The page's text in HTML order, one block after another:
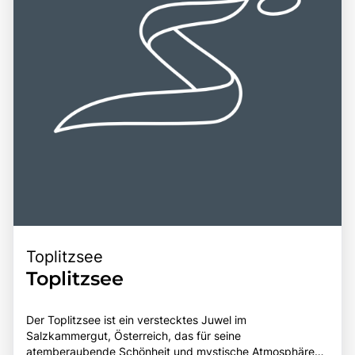
erleben. Die Kombination aus beeindruckenden
Landschaften, kulturellen Erlebnissen und der Möglichkeit,
aktiv zu sein, macht den Grundlsee zu einem
unvergesslichen Ziel für Reisende.
Grundlsee zu einem bereichernden Erlebnis für alle, die
die Faszination dieser einzigartigen Region entdecken
Toplitzsee
Toplitzsee
Der Toplitzsee ist ein verstecktes Juwel im
Salzkammergut, Österreich, das für seine
atemberaubende Schönheit und mystische Atmosphäre